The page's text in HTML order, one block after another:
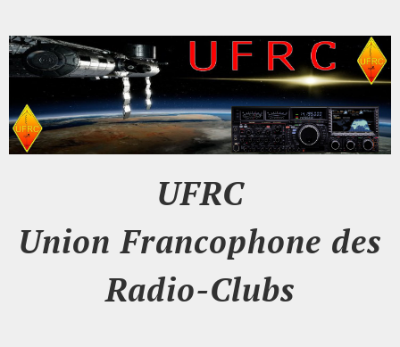
UFRC
Union Francophone des
Radio-Clubs